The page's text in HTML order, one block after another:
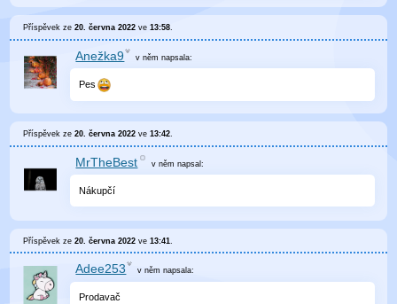
Příspěvek ze20. června 2022 ve13:58.
Anežka9 v něm napsala:
Pes
Příspěvek ze20. června 2022 ve13:42.
MrTheBest v němnapsal:
Nákupčí
Příspěvek ze20. června 2022 ve13:41
Adee253 v něm napsala:
Prodavač